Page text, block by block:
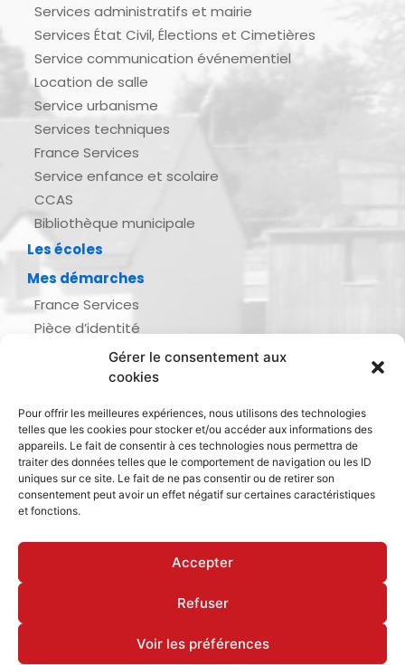
Gérer le consentement aux
cookies
Pour offrir les meilleures expériences, nous utilisons des technologies
telles que les cookies pour stocker et/ou accéder aux informations des
appareils. Le fait de consentir à ces technologies nous permettra de
traiter des données telles que le comportement de navigation ou les ID
uniques sur ce site. Le fait de ne pas consentir ou de retirer son
consentement peut avoir un effet négatif sur certaines caractéristiques
et fonctions.
Accepter
Refuser
Voir les préférences
Services administratifs et mairie
Services État Civil, Élections et Cimetières
Service communication événementiel
Location de salle
Service urbanisme
Services techniques
France Services
Service enfance et scolaire
CCAS
Bibliothèque municipale
Les écoles
Mes démarches
France Services
Pièce d’identité
Demande d’actes d’état civil
Inscription listes électorales
Recensement militaire
Le journal de ma ville
Gestion des déchets
Mentions légales & politique de confidentialité
Déclaration d’accessibilité